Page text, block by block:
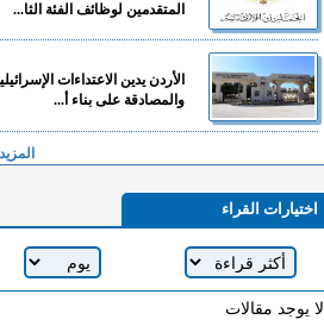
المتقدمين لوظائف الفئة الثا...
الأردن يدين الاعتداءات
والمصادقة على بناء أ...
اختيارات القراء
لا يوجد مقالات